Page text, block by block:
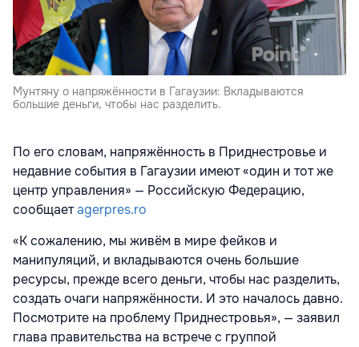
Мунтяну о напряжённости в Гагаузии: Вкладываются
большие деньги, чтобы нас разделить.
По его словам, напряжённость в Приднестровье и
недавние события в Гагаузии имеют «один и тот же
центр управления» — Российскую Федерацию,
сообщаетagerpres.ro
«К сожалению, мы живём в мире фейков и
манипуляций, и вкладываются очень большие
ресурсы, прежде всего деньги, чтобы нас разделить,
создать очаги напряжённости. И это началось давно.
Посмотрите на проблему Приднестровья», — заявил
глава правительства на встрече с группой